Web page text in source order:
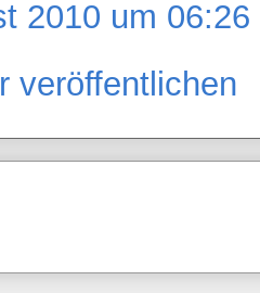
2010 um 06:26
veröffentlichen